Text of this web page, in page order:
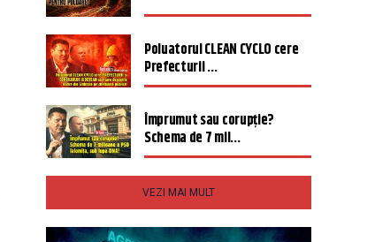
Poluatorul CLEAN CYCLO cere
Prefecturii ...
Împrumut sau corupție?
Schema de 7 mil...
VEZI MAI MULT